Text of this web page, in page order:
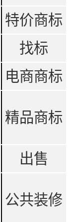
特价商标
找标
电商商标
精品商标
出售
公共装修